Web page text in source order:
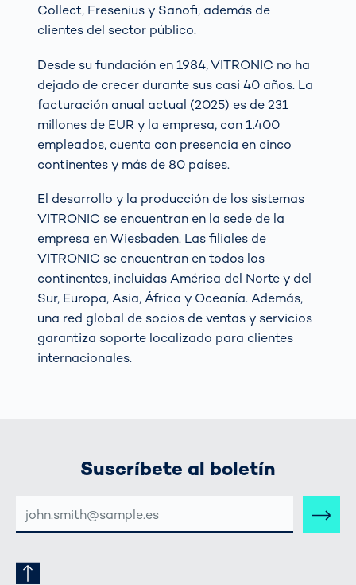
Collect, Fresenius y Sanofi, además de
clientes del sector público.
Desde su fundación en 1984, VITRONIC no ha
dejado de crecer durante sus casi 40 años. La
facturación anual actual (2025) es de 231
millones de EUR y la empresa, con 1.400
empleados, cuenta con presencia en cinco
continentes y más de 80 países.
El desarrollo y la producción de los sistemas
VITRONIC se encuentran en la sede de la
empresa en Wiesbaden. Las filiales de
VITRONIC se encuentran en todos los
continentes, incluidas América del Norte y del
Sur, Europa, Asia, África y Oceanía. Además,
una red global de socios de ventas y servicios
garantiza soporte localizado para clientes
internacionales.
Suscríbete al boletín
CORREO